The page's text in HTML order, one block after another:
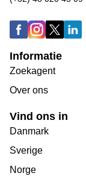
Informatie
Zoekagent
Over ons
Vind ons in
Danmark
Sverige
Norge